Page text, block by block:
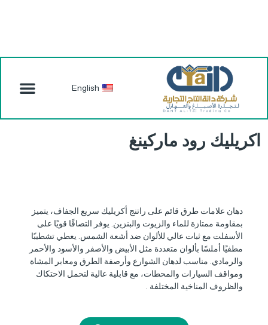
English
اكريليك رود ماركينغ
دهان علامات طرق قائم على راتنج أكريليك سريع الجفاف، يتميز
بمقاومة ممتازة للماء والزيوت والبنزين. يوفر التصاقًا قويًا على
الأسفلت مع ثبات عالي للألوان ضد أشعة الشمس. يعطي تشطيبًا
مطفيًا أملسًا بألوان متعددة مثل الأبيض والأصفر والأسود والأحمر
والرمادي. مناسب لدهان الشوارع وأرصفة الطرق ومعابر المشاة
ومواقف السيارات والمحطات، مع قابلية عالية لتحمل الاحتكاك
والظروف المناخية المختلفة .